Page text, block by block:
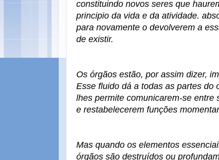
constituindo novos seres que
principio da vida e da atividade.
para novamente o devolverem a
de existir.
Os órgãos estão, por assim dizer,
Esse fluido dá a todas as partes do
lhes permite comunicarem-se entre
e restabelecerem funções
Mas quando os elementos
órgãos são destruídos ou